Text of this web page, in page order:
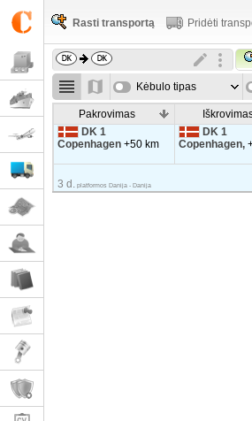
Rasti transportą Pridėti
Kėbulo tipas
Pakrovimas
DK 1
Copenhagen+50 km
DK 1
Copenhagen,
3 d. platformos Danija - Danija